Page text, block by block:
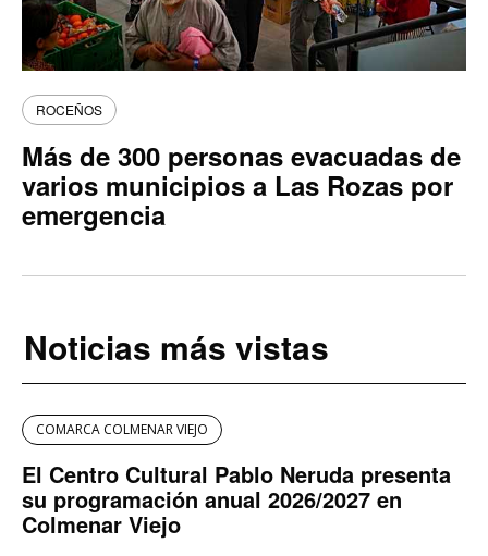
ROCEÑOS
Más de 300 personas evacuadas de
varios municipios a Las Rozas por
emergencia
Noticias más vistas
COMARCA COLMENAR VIEJO
El Centro Cultural Pablo Neruda presenta
su programación anual 2026/2027 en
Colmenar Viejo